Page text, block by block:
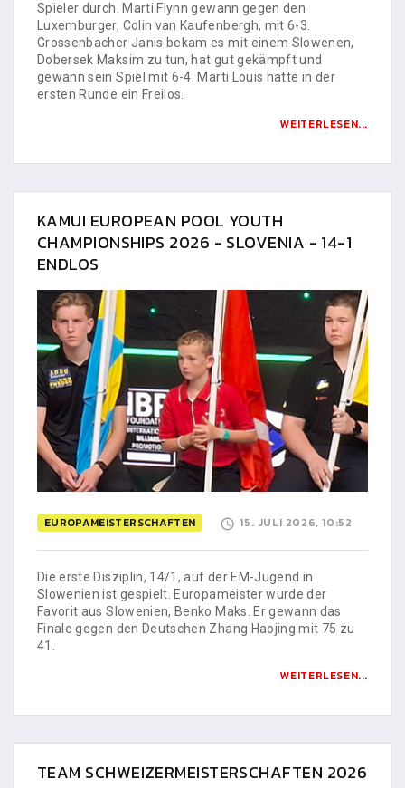
Spieler durch. Marti Flynn gewann gegen den
Luxemburger, Colin van Kaufenbergh, mit 6-3.
Grossenbacher Janis bekam es mit einem Slowenen,
Dobersek Maksim zu tun, hat gut gekämpft und
gewann sein Spiel mit 6-4. Marti Louis hatte in der
ersten Runde ein Freilos.
WEITERLESEN...
KAMUI EUROPEAN POOL YOUTH
CHAMPIONSHIPS 2026 - SLOVENIA - 14-1
ENDLOS
EUROPAMEISTERSCHAFTEN 15. JULI 2026, 10:52
Die erste Disziplin, 14/1, auf der EM-Jugend in
Slowenien ist gespielt. Europameister wurde der
Favorit aus Slowenien, Benko Maks. Er gewann das
Finale gegen den Deutschen Zhang Haojing mit 75 zu
41.
WEITERLESEN...
TEAM SCHWEIZERMEISTERSCHAFTEN 2026